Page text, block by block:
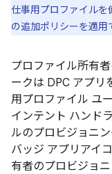
仕事用プロファイル
の追加ポリシーを適用
プロファイル所有
ークは DPC アプリ
用プロファイル ユ
インテント ハンド
ルのプロビジョニ
バッジ アプリアイ
有者のプロビジョ